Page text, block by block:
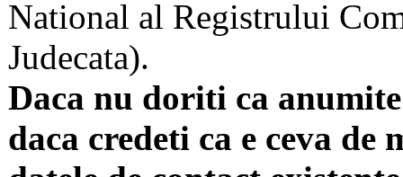
National al Registrului
Judecata).
Daca nu doriti ca
daca credeti ca e ceva